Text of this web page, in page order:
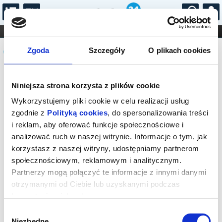
Zgoda Szczegóły O plikach cookies
Niniejsza strona korzysta z plików cookie
Wykorzystujemy pliki cookie w celu realizacji usług
zgodnie z Polityką cookies, do spersonalizowania treści
i reklam, aby oferować funkcje społecznościowe i
analizować ruch w naszej witrynie. Informacje o tym, jak
korzystasz z naszej witryny, udostępniamy partnerom
społecznościowym, reklamowym i analitycznym.
Partnerzy mogą połączyć te informacje z innymi danymi
otrzymanymi od Ciebie lub uzyskanymi podczas
...
FILHARMONIA OPERA I BALET
STAND-UP
DLA DZIECI
Komunikat
Sprzedaż on-line została zakończona,
sprawdź dostępność biletów w kasie.